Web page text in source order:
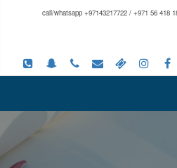
call/whatsapp +97143217722 / +971 56 418